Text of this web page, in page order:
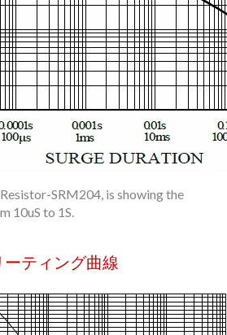
SRM204, is showing the
10uS to 1S.
ティング曲線